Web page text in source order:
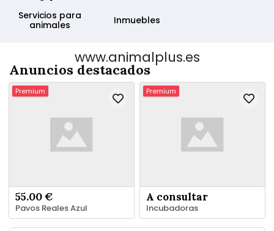
Servicios para
animales
Inmuebles
www.animalplus.es
Anuncios destacados
Premium
55.00 €
Pavos Reales Azul
Premium
A consultar
Incubadoras